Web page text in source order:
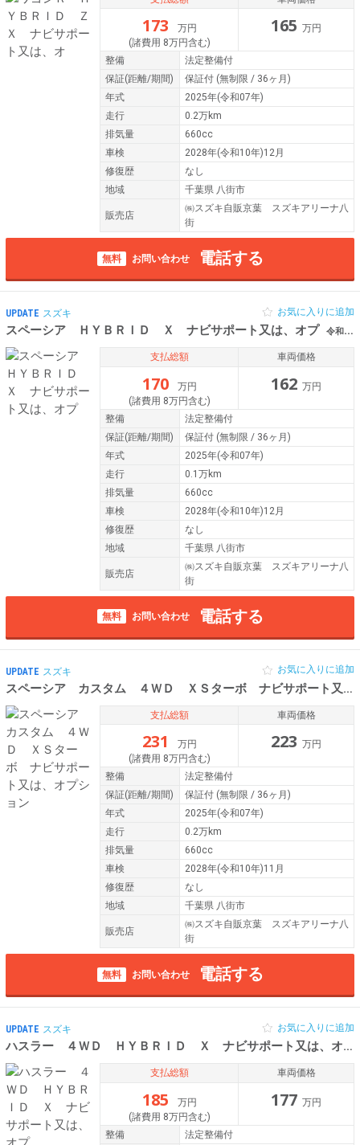
173
万円
(諸費用 8万円含む)
165 万円
整備
法定整備付
保証(距離/期間) 保証付 (無制限 / 36ヶ月)
年式
2025年(令和07年)
走行
0.2万km
排気量
660cc
車検
2028年(令和10年)12月
修復歴
なし
地域
千葉県 八街市
販売店
㈱スズキ自販京葉 スズキアリーナ八
街
無料 お問い合わせ 電話する
UPDATE スズキ
スペーシア ＨＹＢＲＩＤ Ｘ ナビサポート又は、オプ 令和07年（2025年） 0.1万km 千葉県八街市
お気に入りに追加
支払総額
170
万円
(諸費用 8万円含む)
車両価格
162 万円
整備
法定整備付
保証(距離/期間) 保証付 (無制限 / 36ヶ月)
年式
2025年(令和07年)
走行
0.1万km
排気量
660cc
車検
2028年(令和10年)12月
修復歴
なし
地域
千葉県 八街市
販売店
㈱スズキ自販京葉 スズキアリーナ八
街
無料 お問い合わせ 電話する
UPDATE スズキ
スペーシア カスタム ４ＷＤ ＸＳターボ ナビサポート又は、オプション
お気に入りに追加
支払総額
231
万円
(諸費用 8万円含む)
車両価格
223 万円
整備
法定整備付
保証(距離/期間) 保証付 (無制限 / 36ヶ月)
年式
2025年(令和07年)
走行
0.2万km
排気量
660cc
車検
2028年(令和10年)11月
修復歴
なし
地域
千葉県 八街市
販売店
㈱スズキ自販京葉 スズキアリーナ八
街
無料 お問い合わせ 電話する
UPDATE スズキ
ハスラー ４ＷＤ ＨＹＢＲＩＤ Ｘ ナビサポート又は、オプ
お気に入りに追加
支払総額
185
万円
(諸費用 8万円含む)
車両価格
177 万円
整備
法定整備付